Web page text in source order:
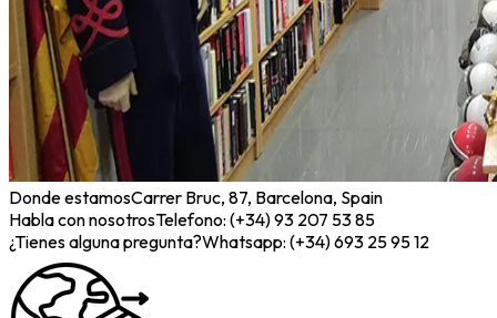
Donde estamosCarrer Bruc, 87, Barcelona, Spain
Habla con nosotrosTelefono: (+34) 93 207 53 85
¿Tienes alguna pregunta?Whatsapp: (+34) 693 25 95 12